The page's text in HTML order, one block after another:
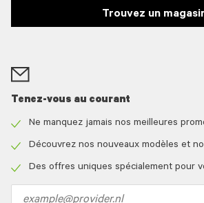
Trouvez un
Tenez-vous au courant
icon
Ne manquez jamais nos meilleures
icon
Découvrez nos nouveaux modèles et
Des offres uniques spécialement pour